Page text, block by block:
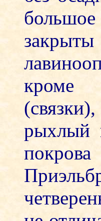
большое
закрыты
кроме
рыхлый